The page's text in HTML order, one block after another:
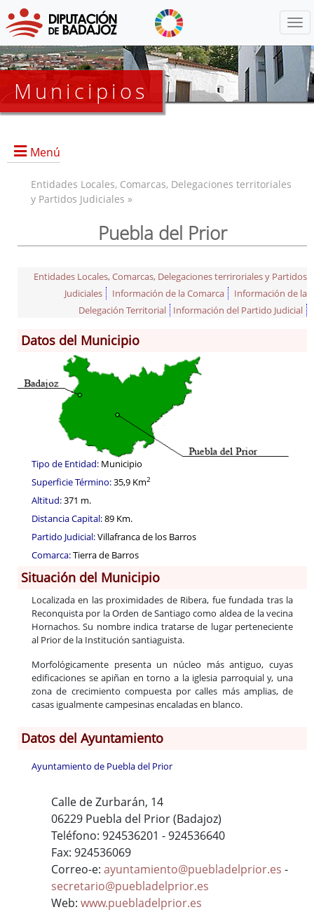
Municipios
Menú
Información General
Historia
Monumentos
Gastronomía
Población
Corporación
Correo-e gratis
Entidades Locales, Comarcas, Delegaciones territoriales
y Partidos Judiciales »
Puebla del Prior
Entidades Locales, Comarcas, Delegaciones terriroriales y Partidos
Judiciales
Información de la Comarca
Información de la
Delegación Territorial
Información del Partido Judicial
Datos del Municipio
Tipo de Entidad: Municipio
Superficie Término:35,9 Km2
Altitud:371 m.
Distancia Capital:89 Km.
Partido Judicial:Villafranca de los Barros
Comarca:Tierra de Barros
Situación del Municipio
Localizada en las proximidades de Ribera, fue fundada tras la
Reconquista por la Orden de Santiago como aldea de la vecina
Hornachos. Su nombre indica tratarse de lugar perteneciente
al Prior de la Institución santiaguista.
Morfológicamente presenta un núcleo más antiguo, cuyas
edificaciones se apiñan en torno a la iglesia parroquial y, una
zona de crecimiento compuesta por calles más amplias, de
casas igualmente campesinas encaladas en blanco.
Datos del Ayuntamiento
Ayuntamiento de Puebla del Prior
Calle de Zurbarán, 14
06229 Puebla del Prior (Badajoz)
Teléfono: 924536201 - 924536640
Fax: 924536069
Correo-e: ayuntamiento@puebladelprior.es -
secretario@puebladelprior.es
Web: www.puebladelprior.es